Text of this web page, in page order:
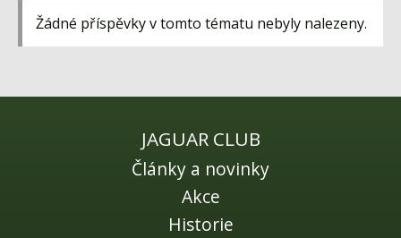
Naše vozy
Akce
Žádné příspěvky v tomto tématu nebyly nalezeny.
JAGUAR CLUB
Články a novinky
Akce
Historie